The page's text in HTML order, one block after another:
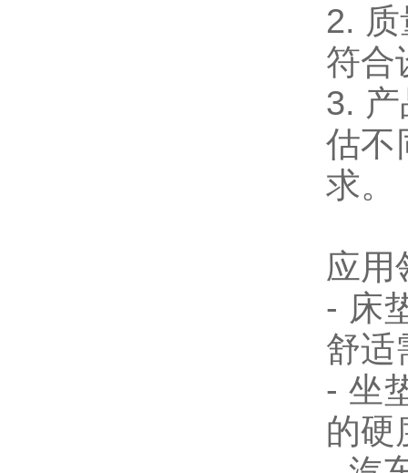
2.
符合
3.
估不
求。
应用
- 床
舒适
-坐
的硬